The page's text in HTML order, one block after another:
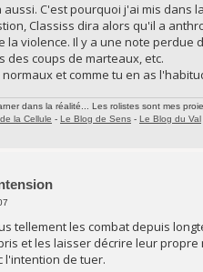
aussi. C'est pourquoi j'ai mis
Classiss dira alors qu'il a
violence. Il y a une note
des coups de marteaux, etc.
et comme tu en as
dans la réalité... Les rolistes sont mes
la Cellule - Le Blog de Sens - Le Blog du Val
tellement les combat depuis
et les laisser décrire leur
l'intention de tuer.